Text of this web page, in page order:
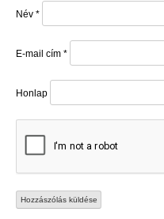
Név *
E-mail cím *
Honlap